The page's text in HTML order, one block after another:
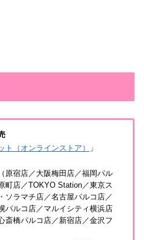
ト（オンラインストア）
」
原宿店／大阪梅田店／福岡パル
町店／TOKYO Station／東京ス
ソラマチ店／名古屋パルコ店／
パルコ店／マルイシティ横浜店
斎橋パルコ店／新宿店／金沢フ